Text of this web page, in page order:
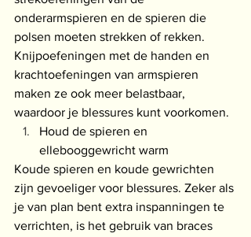
onderarmspieren en de spieren die
polsen moeten strekken of rekken.
Knijpoefeningen met de handen en
krachtoefeningen van armspieren
maken ze ook meer belastbaar,
waardoor je blessures kunt voorkomen.
Houd de spieren en
ellebooggewricht warm
Koude spieren en koude gewrichten
zijn gevoeliger voor blessures. Zeker als
je van plan bent extra inspanningen te
verrichten, is het gebruik van braces